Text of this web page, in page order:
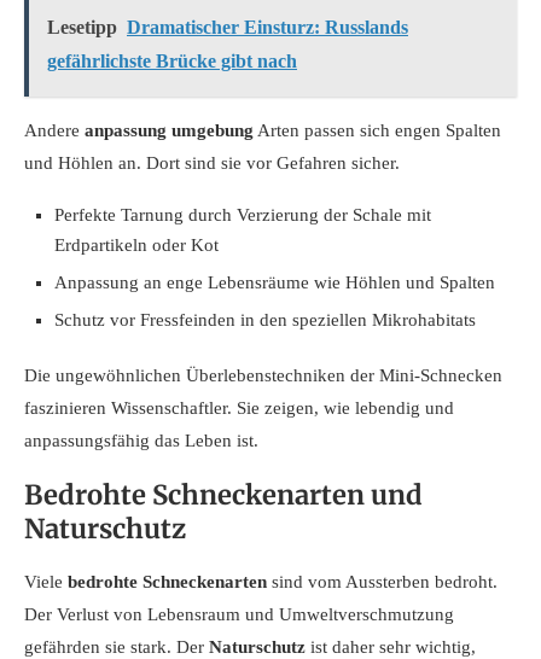
Lesetipp Dramatischer Einsturz: Russlands
gefährlichste Brücke gibt nach
Andere anpassung umgebung Arten passen sich engen Spalten
und Höhlen an. Dort sind sie vor Gefahren sicher.
Perfekte Tarnung durch Verzierung der Schale mit
Erdpartikeln oder Kot
Anpassung an enge Lebensräume wie Höhlen und Spalten
Schutz vor Fressfeinden in den speziellen Mikrohabitats
Die ungewöhnlichen Überlebenstechniken der Mini-Schnecken
faszinieren Wissenschaftler. Sie zeigen, wie lebendig und
anpassungsfähig das Leben ist.
Bedrohte Schneckenarten und
Naturschutz
Viele bedrohte Schneckenarten sind vom Aussterben bedroht.
Der Verlust von Lebensraum und Umweltverschmutzung
gefährden sie stark. Der Naturschutz ist daher sehr wichtig,